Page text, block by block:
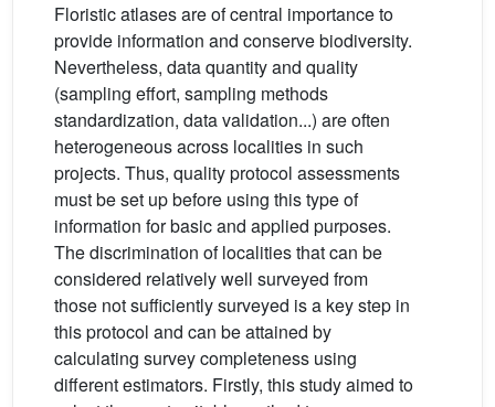
Floristic atlases are of central importance to
provide information and conserve biodiversity.
Nevertheless, data quantity and quality
(sampling effort, sampling methods
standardization, data validation...) are often
heterogeneous across localities in such
projects. Thus, quality protocol assessments
must be set up before using this type of
information for basic and applied purposes.
The discrimination of localities that can be
considered relatively well surveyed from
those not sufficiently surveyed is a key step in
this protocol and can be attained by
calculating survey completeness using
different estimators. Firstly, this study aimed to